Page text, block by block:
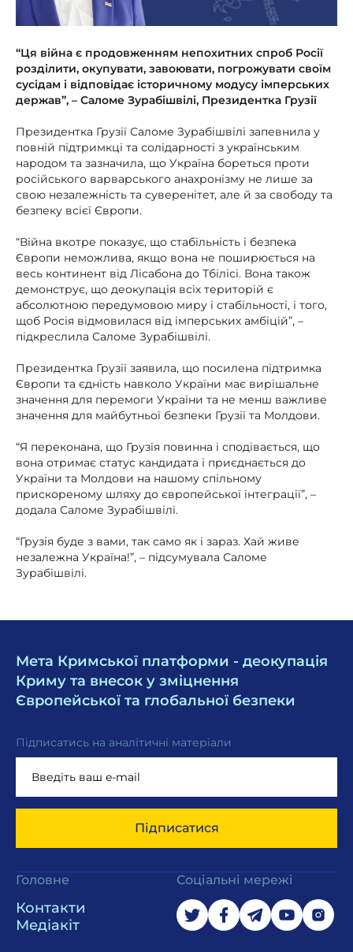
“Ця війна є продовженням непохитних спроб Росії
розділити, окупувати, завоювати, погрожувати своїм
сусідам і відповідає історичному модусу імперських
держав”, – Саломе Зурабішвілі, Президентка Грузії
Президентка Грузії Саломе Зурабішвілі запевнила у
повній підтримкці та солідарності з українським
народом та зазначила, що Україна бореться проти
російського варварського анахронізму не лише за
свою незалежність та суверенітет, але й за свободу та
безпеку всієї Європи.
“Війна вкотре показує, що стабільність і безпека
Європи неможлива, якщо вона не поширюється на
весь континент від Лісабона до Тбілісі. Вона також
демонструє, що деокупація всіх територій є
абсолютною передумовою миру і стабільності, і того,
щоб Росія відмовилася від імперських амбіцій”, –
підкреслила Саломе Зурабішвілі.
Президентка Грузії заявила, що посилена підтримка
Європи та єдність навколо України має вирішальне
значення для перемоги України та не менш важливе
значення для майбутньої безпеки Грузії та Молдови.
“Я переконана, що Грузія повинна і сподівається, що
вона отримає статус кандидата і приєднається до
України та Молдови на нашому спільному
прискореному шляху до європейської інтеграції”, –
додала Саломе Зурабішвілі.
“Грузія буде з вами, так само як і зараз. Хай живе
незалежна Україна!”, – підсумувала Саломе
Зурабішвілі.
Мета Кримської платформи - деокупація
Криму та внесок у зміцнення
Європейської та глобальної безпеки
Підписатись на аналітичні матеріали
Підписатися
Головне
Контакти
Медіакіт
Соціальні мережі